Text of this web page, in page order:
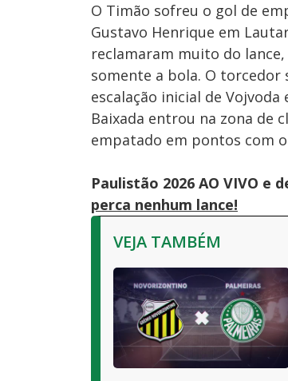
O Timão sofreu o gol de
Gustavo Henrique em
reclamaram muito do
somente a bola. O torcedor
escalação inicial de
Baixada entrou na zona de
empatado em pontos com
Paulistão 2026 AO VIVO e
perca nenhum lance!
VEJA TAMBÉM